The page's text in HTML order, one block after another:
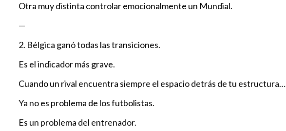
Otra muy distinta controlar emocionalmente un Mundial.
—
2. Bélgica ganó todas las transiciones.
Es el indicador más grave.
Cuando un rival encuentra siempre el espacio detrás de tu estructura…
Ya no es problema de los futbolistas.
Es un problema del entrenador.